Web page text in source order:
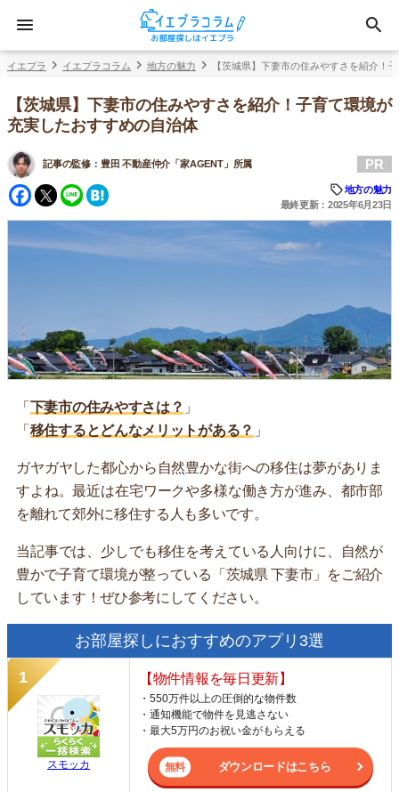
イエプラ イエプラコラム 地方の魅力 【茨城県】下妻市の住みやすさを紹介！
【茨城県】下妻市の住みやすさを紹介！子育て環境が
充実したおすすめの自治体
記事の監修： 豊田 不動産仲介「家AGENT」所属
Facebook
Twitter
Line
PR
地方の魅力
最終更新：2025年6月23日
「 下妻市の住みやすさは？ 」
「 移住するとどんなメリットがある？ 」
ガヤガヤした都心から自然豊かな街への移住は夢がありま
すよね。最近は在宅ワークや多様な働き方が進み、都市部
を離れて郊外に移住する人も多いです。
当記事では、少しでも移住を考えている人向けに、自然が
豊かで子育て環境が整っている「茨城県 下妻市」をご紹介
しています！ぜひ参考にしてください。
お部屋探しにおすすめのアプリ3選
スモッカ
【物件情報を毎日更新】
・550万件以上の圧倒的な物件数
・通知機能で物件を見逃さない
・最大5万円のお祝い金がもらえる
ダウンロードはこちら